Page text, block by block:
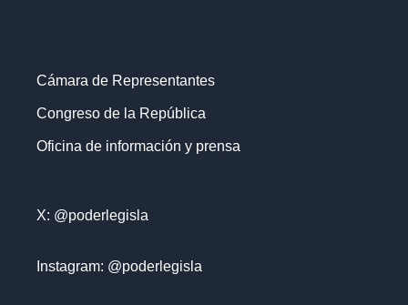
Cámara de Representantes
Congreso de la República
Oficina de información y prensa
X: @poderlegisla
Instagram: @poderlegisla